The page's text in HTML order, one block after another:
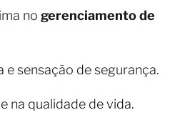
no gerenciamento de
sensação de segurança.
e na qualidade de vida.